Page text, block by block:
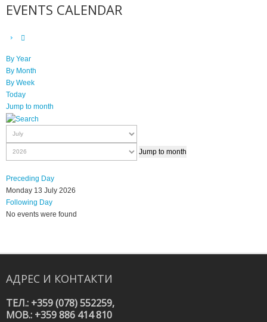
EVENTS CALENDAR
By Year
By Month
By Week
Today
Jump to month
Jump to month
Preceding Day
Monday 13 July 2026
Following Day
No events were found
АДРЕС И КОНТАКТИ
ТЕЛ.: +359 (078) 552259,
MOB.: +359 886 414 810